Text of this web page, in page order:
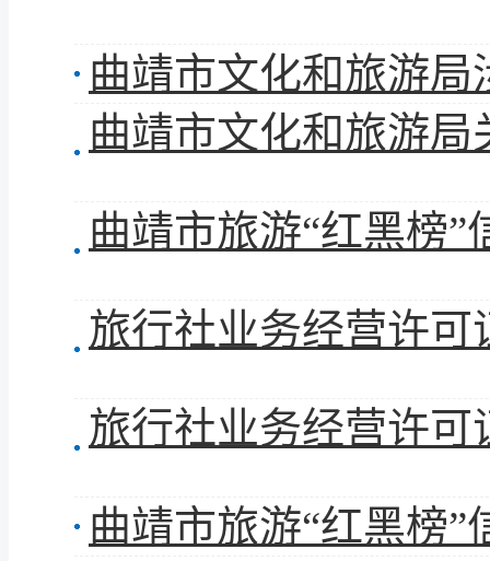
曲靖市文化和旅游
曲靖市旅游“红黑榜”
旅行社业务经营许可
旅行社业务经营许可
曲靖市旅游“红黑榜”